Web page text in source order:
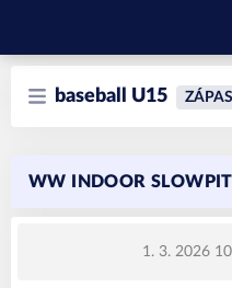
baseball U15
WW INDOOR
1. 3. 2026